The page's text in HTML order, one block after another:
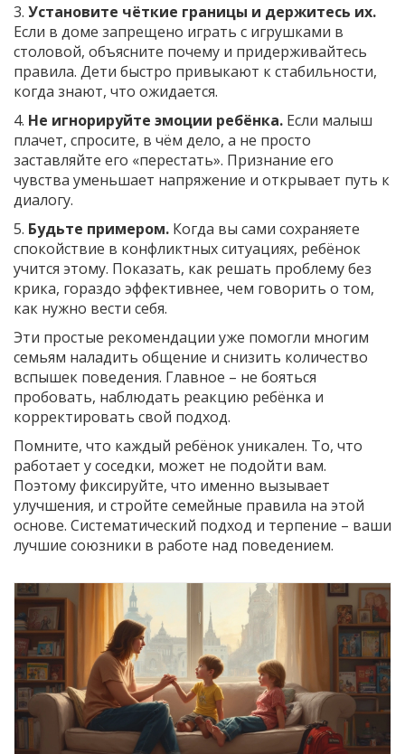
3. Установите чёткие границы и держитесь их.
Если в доме запрещено играть с игрушками в
столовой, объясните почему и придерживайтесь
правила. Дети быстро привыкают к стабильности,
когда знают, что ожидается.
4. Не игнорируйте эмоции ребёнка. Если малыш
плачет, спросите, в чём дело, а не просто
заставляйте его «перестать». Признание его
чувства уменьшает напряжение и открывает путь к
диалогу.
5. Будьте примером. Когда вы сами сохраняете
спокойствие в конфликтных ситуациях, ребёнок
учится этому. Показать, как решать проблему без
крика, гораздо эффективнее, чем говорить о том,
как нужно вести себя.
Эти простые рекомендации уже помогли многим
семьям наладить общение и снизить количество
вспышек поведения. Главное – не бояться
пробовать, наблюдать реакцию ребёнка и
корректировать свой подход.
Помните, что каждый ребёнок уникален. То, что
работает у соседки, может не подойти вам.
Поэтому фиксируйте, что именно вызывает
улучшения, и стройте семейные правила на этой
основе. Систематический подход и терпение – ваши
лучшие союзники в работе над поведением.